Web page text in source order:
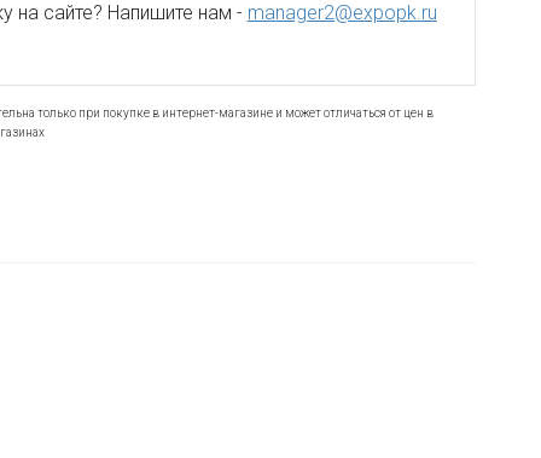
на сайте? Напишите нам - manager2@expopk.ru
только при покупке в интернет-магазине и может отличаться от цен в